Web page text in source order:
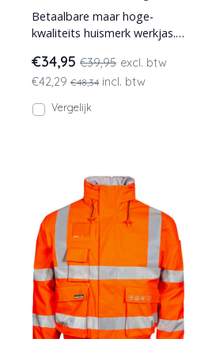
Betaalbare maar hoge-
kwaliteits huismerk werkjas.
vlamvertragend, anti-
statisch, lev
€34,95 €39,95 excl. btw
€42,29 €48,34 incl. btw
Vergelijk